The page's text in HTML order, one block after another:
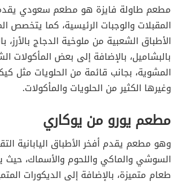
مطعم طاولة فايزة هو مطعم سعودي
المقبلات والوجبات الرئيسية، كما
الأطباق الشعبية من ملوخية الدجاج بالأرز،
بالبشاميل، بالإضافة إلى بعض المأكولات
المشوية، بجانب قائمة من الحلويات مثل
وغيرها الكثير من الحلويات والمأكولات.
مطعم يورو من يوكاري
وهو مطعم يقدم أفخر الأطباق اليابانية
السوشي والماكي واللحوم والأسماك، حيث
طعام متميزة، بالإضافة إلى الديكورات